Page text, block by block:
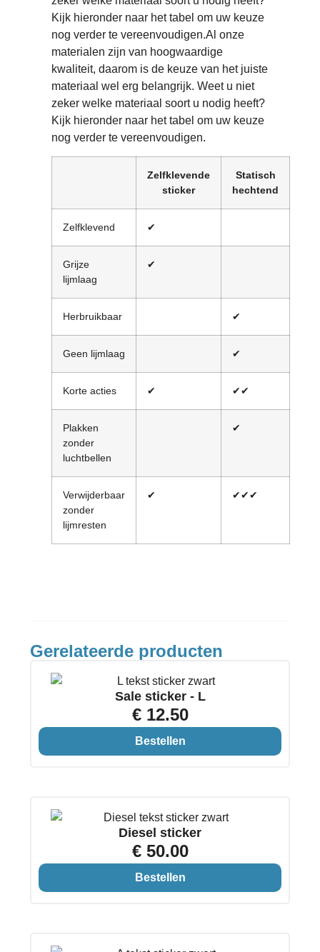
Kijk hieronder naar het tabel om uw keuze
nog verder te vereenvoudigen.Al onze
materialen zijn van hoogwaardige
kwaliteit, daarom is de keuze van het juiste
materiaal wel erg belangrijk. Weet u niet
zeker welke materiaal soort u nodig heeft?
Kijk hieronder naar het tabel om uw keuze
nog verder te vereenvoudigen.
Zelfklevende
sticker
Statisch
hechtend
Zelfklevend ✔
Grijze
lijmlaag
✔
Herbruikbaar ✔
Geen lijmlaag ✔
Korte acties ✔ ✔✔
Plakken
zonder
luchtbellen
✔
Verwijderbaar
zonder
lijmresten
✔ ✔✔✔
Gerelateerde producten
Sale sticker - L
€ 12.50
Bestellen
Diesel sticker
€ 50.00
Bestellen